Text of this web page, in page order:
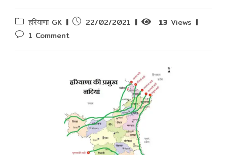
Post
category:
हरियाणा GK
Post22/02/2021 13 Views
Post1 Comment